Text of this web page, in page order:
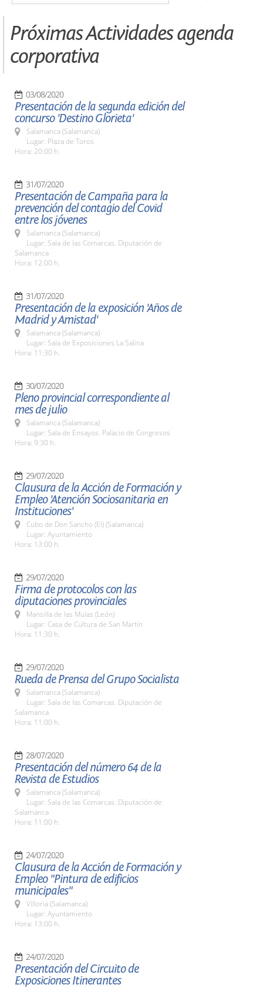
Próximas Actividades agenda
corporativa
03/08/2020
Presentación de la segunda edición del
concurso 'Destino Glorieta'
Salamanca (Salamanca)
Lugar: Plaza de Toros
Hora: 20:00 h.
31/07/2020
Presentación de Campaña para la
prevención del contagio del Covid
entre los jóvenes
Salamanca (Salamanca)
Lugar: Sala de las Comarcas. Diputación de
Salamanca
Hora: 12:00 h.
31/07/2020
Presentación de la exposición 'Años de
Madrid y Amistad'
Salamanca (Salamanca)
Lugar: Sala de Exposiciones La Salina
Hora: 11:30 h.
30/07/2020
Pleno provincial correspondiente al
mes de julio
Salamanca (Salamanca)
Lugar: Sala de Ensayos. Palacio de Congresos
Hora: 9:30 h.
29/07/2020
Clausura de la Acción de Formación y
Empleo 'Atención Sociosanitaria en
Instituciones'
Cubo de Don Sancho (El) (Salamanca)
Lugar: Ayuntamiento
Hora: 13:00 h.
29/07/2020
Firma de protocolos con las
diputaciones provinciales
Mansilla de las Mulas (León)
Lugar: Casa de Cultura de San Martín
Hora: 11:30 h.
29/07/2020
Rueda de Prensa del Grupo Socialista
Salamanca (Salamanca)
Lugar: Sala de las Comarcas. Diputación de
Salamanca
Hora: 11:00 h.
28/07/2020
Presentación del número 64 de la
Revista de Estudios
Salamanca (Salamanca)
Lugar: Sala de las Comarcas. Diputación de
Salamanca
Hora: 11:00 h.
24/07/2020
Clausura de la Acción de Formación y
Empleo "Pintura de edificios
municipales"
Villoria (Salamanca)
Lugar: Ayuntamiento
Hora: 13:00 h.
24/07/2020
Presentación del Circuito de
Exposiciones Itinerantes